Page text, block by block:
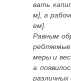
вать
м], а
ем].
Равным
меры и
а